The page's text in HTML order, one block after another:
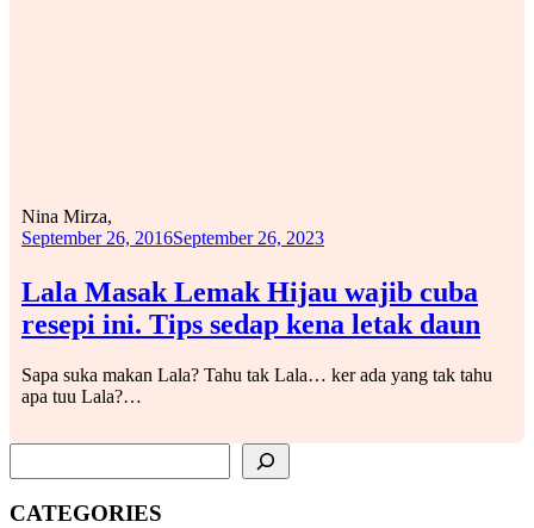
Lala Masak Lemak Hijau wajib cuba
resepi ini. Tips sedap kena letak daun
Nina Mirza,
September 26, 2016September 26, 2023
Sapa suka makan Lala? Tahu tak Lala… ker ada yang tak tahu
apa tuu Lala?…
CATEGORIES